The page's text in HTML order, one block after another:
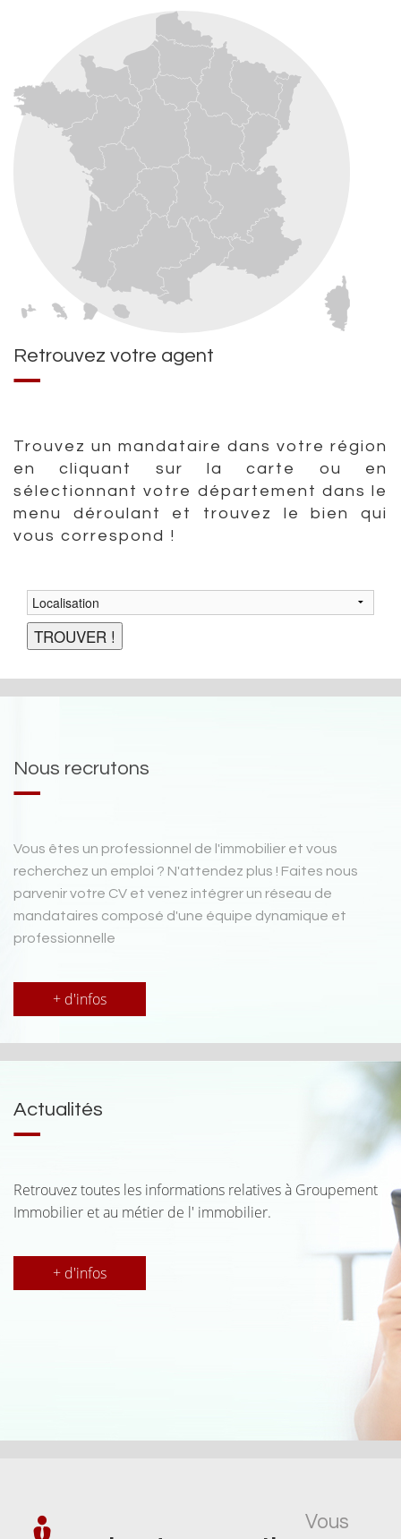
Retrouvez votre agent
Trouvez un mandataire dans votre région
en cliquant sur la carte ou en
sélectionnant votre département dans le
menu déroulant et trouvez le bien qui
vous correspond !
Nous recrutons
Vous êtes un professionnel de l'immobilier et vous
recherchez un emploi ? N'attendez plus ! Faites nous
parvenir votre CV et venez intégrer un réseau de
mandataires composé d'une équipe dynamique et
professionnelle
+ d'infos
Actualités
Retrouvez toutes les informations relatives à Groupement
Immobilier et au métier de l' immobilier.
+ d'infos
Vous